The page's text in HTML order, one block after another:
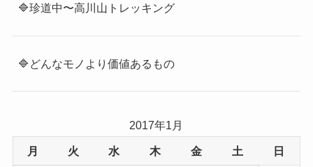
🔷珍道中〜高川山トレッキング
🔷どんなモノより価値あるもの
2017年1月
月 火 水 木 金 土 日